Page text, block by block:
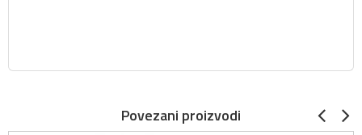
Povezani proizvodi